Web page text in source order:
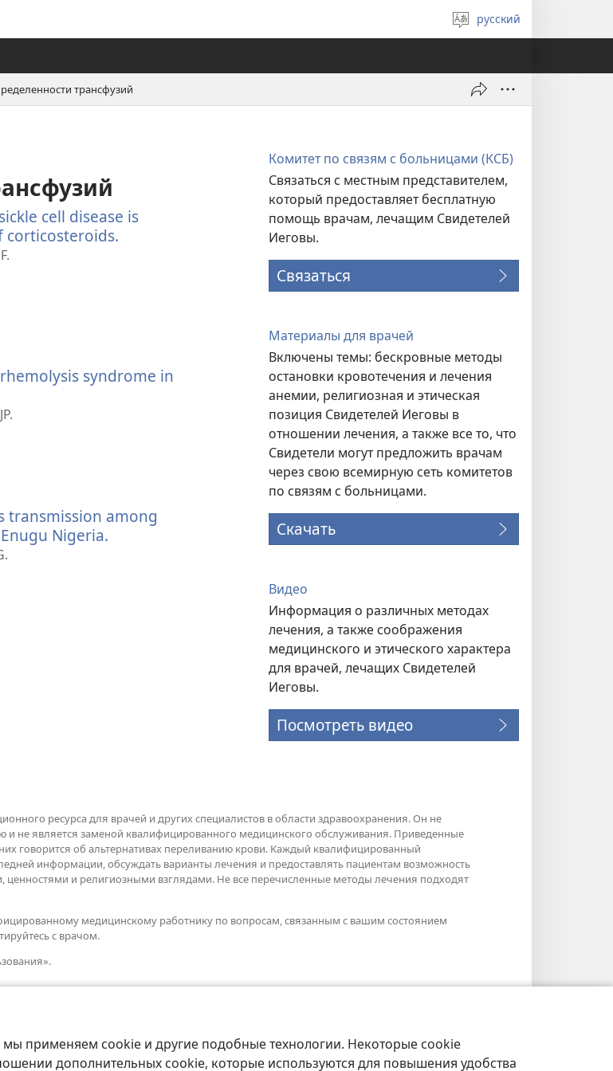
применяем cookie и другие подобные технологии. Некоторые cookie
дополнительных cookie, которые используются для повышения удобства
Выберите
язык
русский
трансфузий
cell disease is
corticosteroids.
syndrome in
transmission among
Nigeria.
Комитет по связям с больницами (КСБ)
Связаться с местным представителем,
который предоставляет бесплатную
помощь врачам, лечащим Свидетелей
Иеговы.
Связаться
Материалы для врачей
Включены темы: бескровные методы
остановки кровотечения и лечения
анемии, религиозная и этическая
позиция Свидетелей Иеговы в
отношении лечения, а также все то, что
Свидетели могут предложить врачам
через свою всемирную сеть комитетов
по связям с больницами.
Скачать
Видео
Информация о различных методах
лечения, а также соображения
медицинского и этического характера
для врачей, лечащих Свидетелей
Иеговы.
Посмотреть видео
ресурса для врачей и других специалистов в области здравоохранения. Он не
не является заменой квалифицированного медицинского обслуживания. Приведенные
говорится об альтернативах переливанию крови. Каждый квалифицированный
информации, обсуждать варианты лечения и предоставлять пациентам возможность
ценностями и религиозными взглядами. Не все перечисленные методы лечения подходят
медицинскому работнику по вопросам, связанным с вашим состоянием
с врачом.